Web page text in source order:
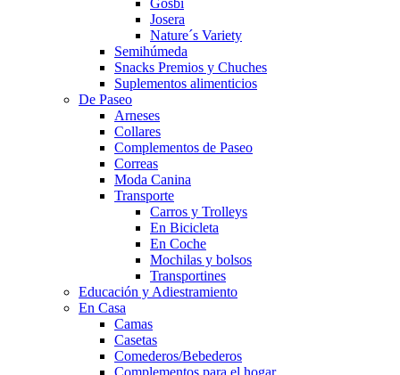
Gosbi
Josera
Nature´s Variety
Semihúmeda
Snacks Premios y Chuches
Suplementos alimenticios
De Paseo
Arneses
Collares
Complementos de Paseo
Correas
Moda Canina
Transporte
Carros y Trolleys
En Bicicleta
En Coche
Mochilas y bolsos
Transportines
Educación y Adiestramiento
En Casa
Camas
Casetas
Comederos/Bebederos